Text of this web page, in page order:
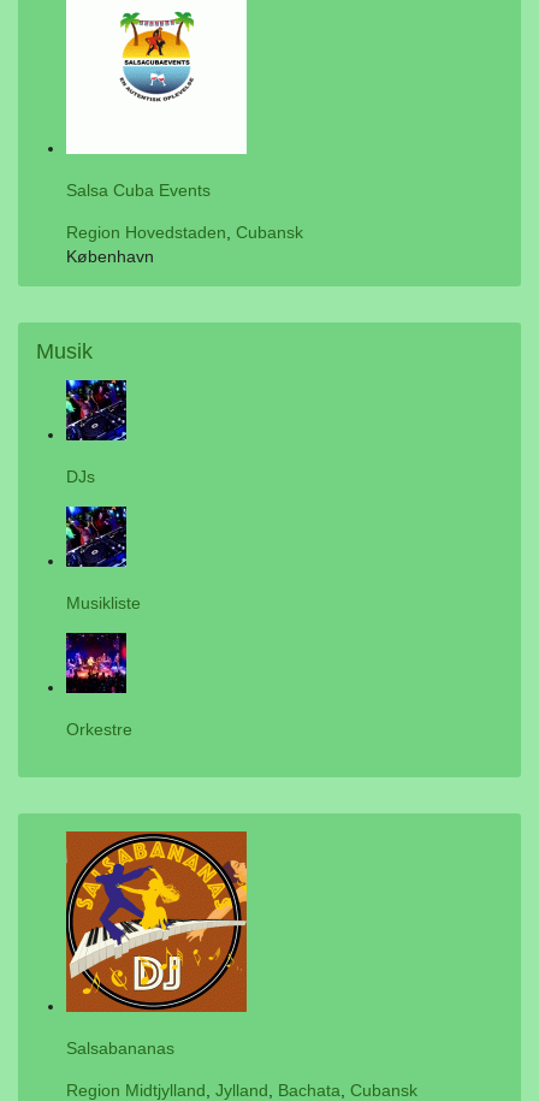
Salsa Cuba Events
Region Hovedstaden Cubansk
København
Musik
DJs
Musikliste
Orkestre
Salsabananas
Region Midtjylland Jylland Bachata Cubansk